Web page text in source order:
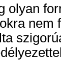
olyan
nem